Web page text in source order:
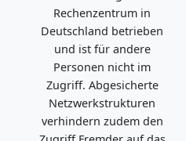
Rechenzentrum in
Deutschland betrieben
und ist für andere
Personen nicht im
Zugriff. Abgesicherte
Netzwerkstrukturen
verhindern zudem den